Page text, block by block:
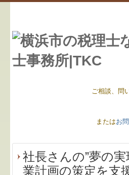
ホーム
5分でわかるマイナンバー
事務所紹介
ご相談、問
またはお
社長さんの”夢の
業計画の策定を支